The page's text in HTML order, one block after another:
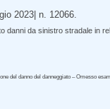
2023| n. 12066.
danni da sinistro stradale in
del danno del danneggiato – Omesso